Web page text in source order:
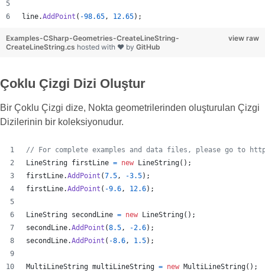
line.AddPoint ( -98.65, 12.65) ;
view raw
Examples-CSharp-Geometries-CreateLineString-
CreateLineString.cs hosted with ❤ by GitHub
Çoklu Çizgi Dizi Oluştur
Bir Çoklu Çizgi dize, Nokta geometrilerinden oluşturulan Çizgi
Dizilerinin bir koleksiyonudur.
// For complete examples and data files, please go to
LineString firstLine = new LineString( ) ;
firstLine.AddPoint (7.5, -3.5) ;
firstLine.AddPoint ( -9.6, 12.6) ;
LineString secondLine = new LineString( ) ;
secondLine.AddPoint (8.5, -2.6) ;
secondLine.AddPoint ( -8.6, 1.5) ;
MultiLineString multiLineString = new MultiLineString( ) ;